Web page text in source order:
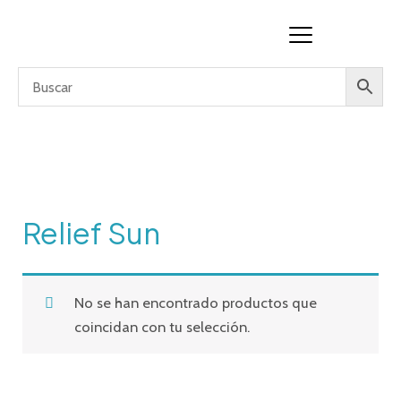
Relief Sun
No se han encontrado productos que
coincidan con tu selección.